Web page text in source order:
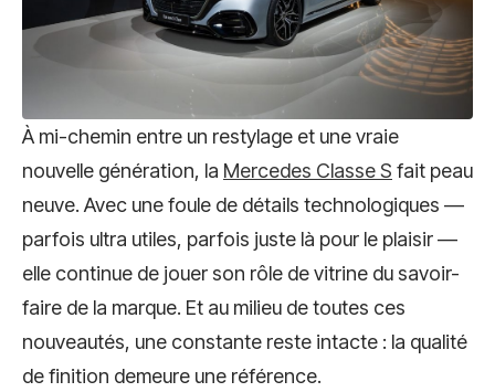
À mi-chemin entre un restylage et une vraie
nouvelle génération, la Mercedes Classe S fait peau
neuve. Avec une foule de détails technologiques —
parfois ultra utiles, parfois juste là pour le plaisir —
elle continue de jouer son rôle de vitrine du savoir-
faire de la marque. Et au milieu de toutes ces
nouveautés, une constante reste intacte : la qualité
de finition demeure une référence.